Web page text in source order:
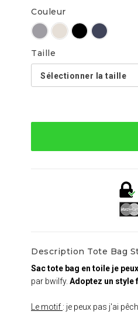
Couleur
Taille
Description Tote Bag
Sac tote bag en toile je
par bwilfy. Adoptez un style
Le motif : je peux pas j'ai